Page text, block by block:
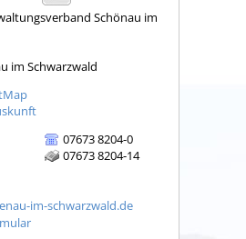
Schönau im
im Schwarzwald
07673 8204-0
07673 8204-14
im-schwarzwald.de